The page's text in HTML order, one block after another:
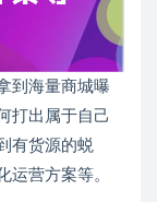
到海量商城曝
打出属于自己
有货源的蜕
运营方案等。